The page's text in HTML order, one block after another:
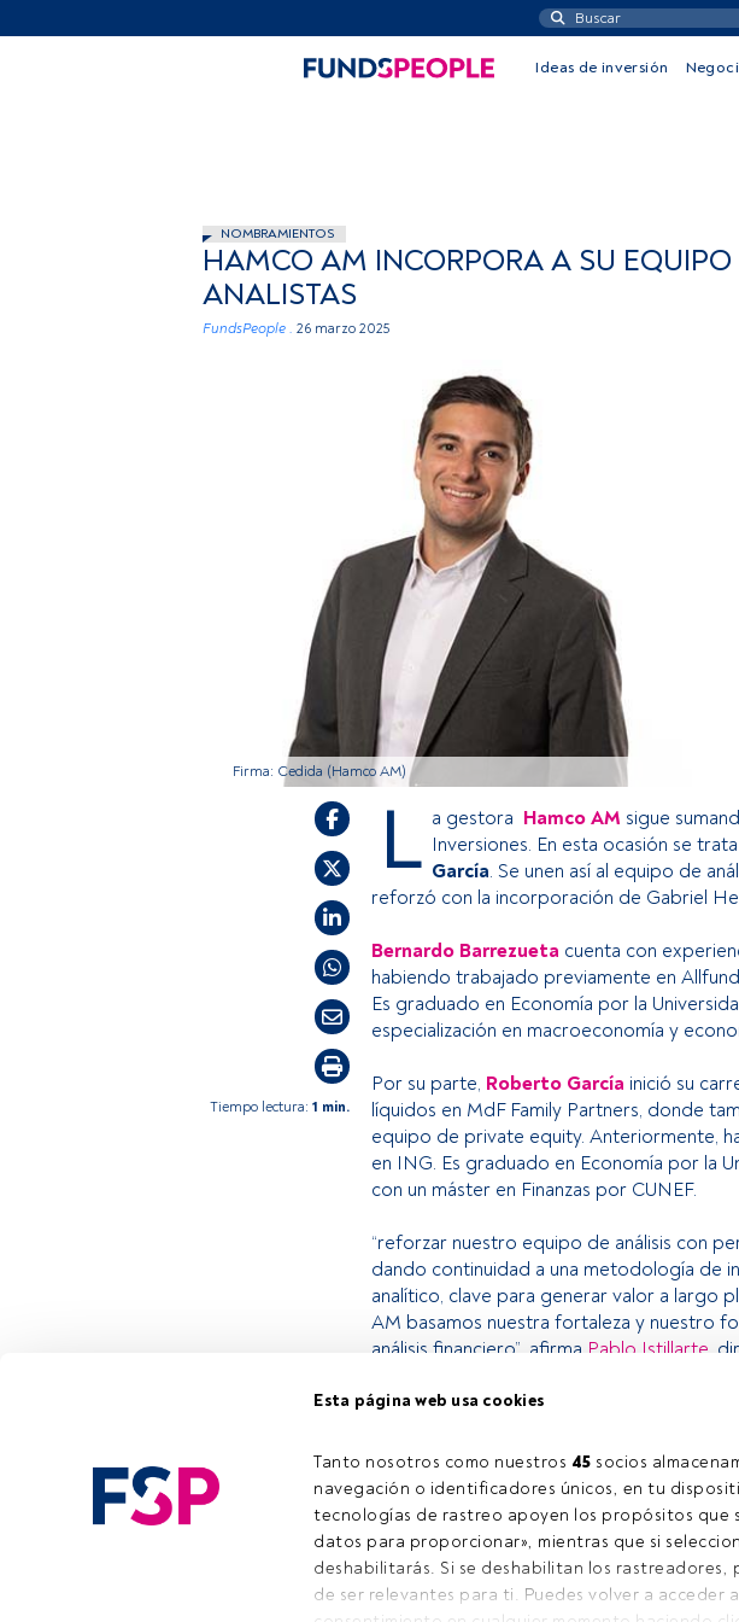
Esta página web usa cookies
Tanto nosotros como nuestros 45 socios
navegación o identificadores únicos, en tu
tecnologías de rastreo apoyen los propósitos que
datos para proporcionar», mientras que si
deshabilitarás. Si se deshabilitan los
de ser relevantes para ti. Puedes volver a acceder
Ideas de inversión
NOMBRAMIENTOS
HAMCO AM INCORPORA A SU
ANALISTAS
FundsPeople . 26 marzo 2025
Firma: Cedida (Hamco AM)
Tiempo lectura: 1 min.
L a gestora Hamco AM sigue
Inversiones. En esta ocasión se
García. Se unen así al equipo de
reforzó con la incorporación de Gabriel
Bernardo Barrezueta cuenta con
habiendo trabajado previamente en
Es graduado en Economía por la
especialización en macroeconomía y
Por su parte, Roberto García inició su
líquidos en MdF Family Partners, donde
equipo de private equity. Anteriormente,
en ING. Es graduado en Economía por la
con un máster en Finanzas por CUNEF.
“reforzar nuestro equipo de análisis con
dando continuidad a una metodología de
analítico, clave para generar valor a largo
AM basamos nuestra fortaleza y nuestro
análisis financiero”, afirma Pablo Istillarte ,
estás registrado, accede desde el botón
invitamos a registrarte y disfrutar de
Accede a
Email contacto